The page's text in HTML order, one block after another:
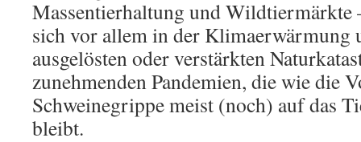
Massentierhaltung und Wildtiermärkte
sich vor allem in der Klimaerwärmung
ausgelösten oder verstärkten
zunehmenden Pandemien, die wie die
Schweinegrippe meist (noch) auf das
bleibt.